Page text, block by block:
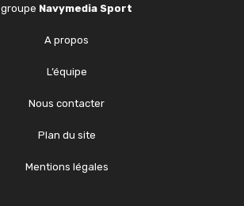
groupe Navymedia Sport
A propos
L’équipe
Nous contacter
Plan du site
Mentions légales